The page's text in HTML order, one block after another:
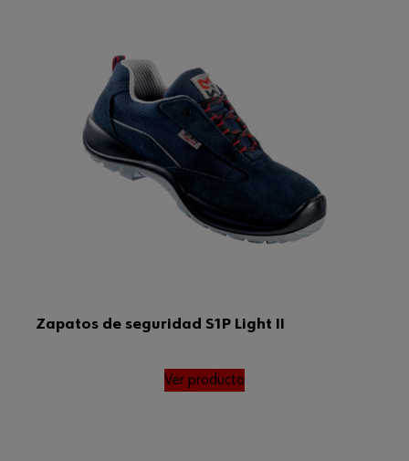
Zapatos de seguridad S1P Light II
Ver producto